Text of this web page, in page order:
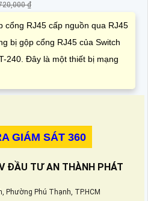
₫
cổng RJ45 cấp nguồn qua RJ45
bị gộp cổng RJ45 của Switch
240. Đây là một thiết bị mạng
GIÁM SÁT 360
ĐẦU TƯ AN THÀNH PHÁT
Phường Phú Thạnh, TP.HCM